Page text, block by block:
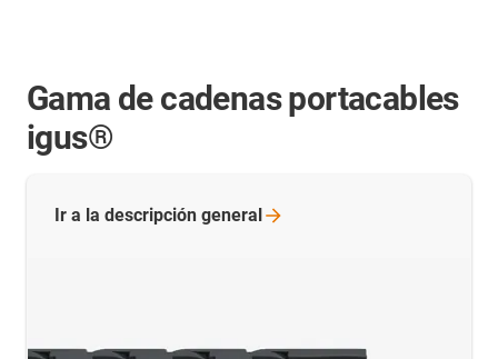
Gama de cadenas portacables
igus®
Ir a la descripción general